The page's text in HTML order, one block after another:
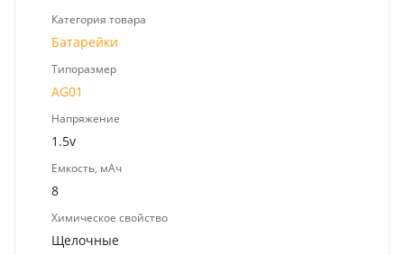
Категория товара
Батарейки
Типоразмер
AG01
Напряжение
1.5v
Емкость, мАч
8
Химическое свойство
Щелочные